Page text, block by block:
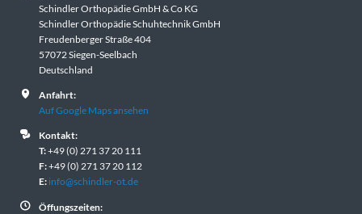
Schindler Orthopädie GmbH & Co KG
Schindler Orthopädie Schuhtechnik GmbH
Freudenberger Straße 404
57072 Siegen-Seelbach
Deutschland
Anfahrt:
Auf Google Maps ansehen
Kontakt:
T:+49 (0) 271 37 20 111
F:+49 (0) 271 37 20 112
E: info@schindler-ot.de
Öffungszeiten: